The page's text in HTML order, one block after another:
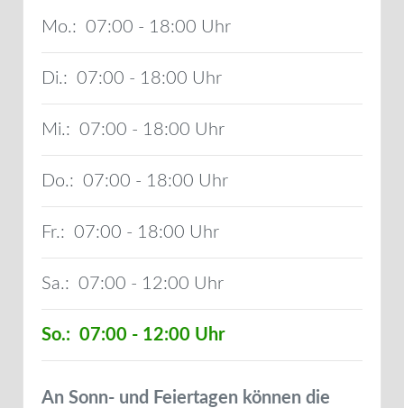
Mo.: 07:00 - 18:00
Di.: 07:00 - 18:00
Mi.: 07:00 - 18:00
Do.: 07:00 - 18:00
Fr.: 07:00 - 18:00
Sa.: 07:00 - 12:00
So.: 07:00 - 12:00
An Sonn- und Feiertagen können die